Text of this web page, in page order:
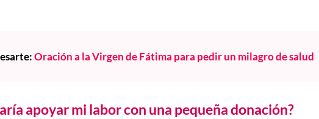
Oración a la Virgen de Fátima para pedir un milagro de salud
apoyar mi labor con una pequeña donación?